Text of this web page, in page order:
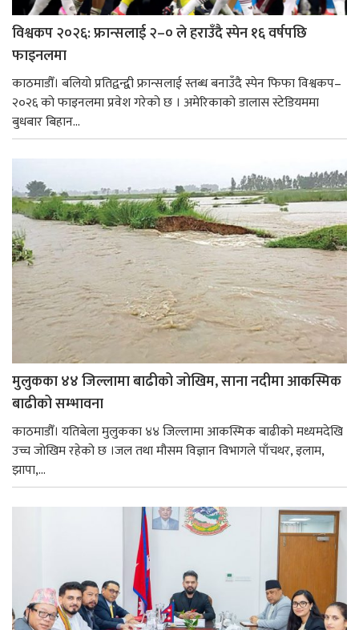
विश्वकप २०२६: फ्रान्सलाई २–० ले हराउँदै स्पेन १६ वर्षपछि
फाइनलमा
काठमाडौँ। बलियो प्रतिद्वन्द्वी फ्रान्सलाई स्तब्ध बनाउँदै स्पेन फिफा विश्वकप–
२०२६ को फाइनलमा प्रवेश गरेको छ । अमेरिकाको डालास स्टेडियममा
बुधबार बिहान...
मुलुकका ४४ जिल्लामा बाढीको जोखिम, साना नदीमा आकस्मिक
बाढीको सम्भावना
काठमाडौँ। यतिबेला मुलुकका ४४ जिल्लामा आकस्मिक बाढीको मध्यमदेखि
उच्च जोखिम रहेको छ ।जल तथा मौसम विज्ञान विभागले पाँचथर, इलाम,
झापा,...